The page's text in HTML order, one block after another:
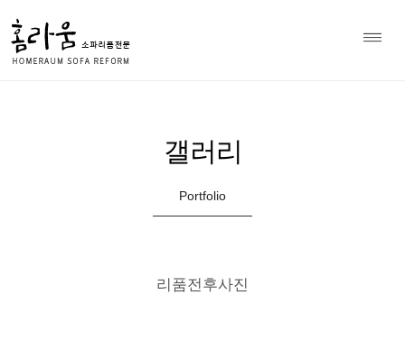
소파 천갈이 전문 홈라움 상담
010-8979-7297
갤러리
갤러리
Portfolio
리품전후사진